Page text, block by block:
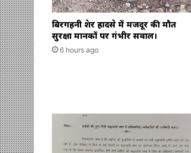
बिरगहनी क्रेशर हादसे में मजदूर की मौत
सुरक्षा मानकों पर गंभीर सवाल।
6 hours ago